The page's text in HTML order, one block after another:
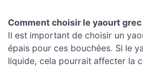
Comment choisir le yaourt grec
Il est important de choisir un
épais pour ces bouchées. Si le
liquide, cela pourrait affecter la